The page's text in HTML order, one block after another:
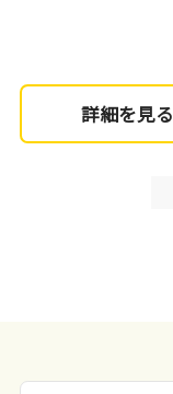
詳細を見る